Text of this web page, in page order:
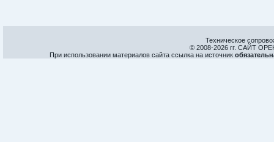
Техническое
© 2008-2026 гг. САЙТ
При использовании материалов сайта ссылка на источник